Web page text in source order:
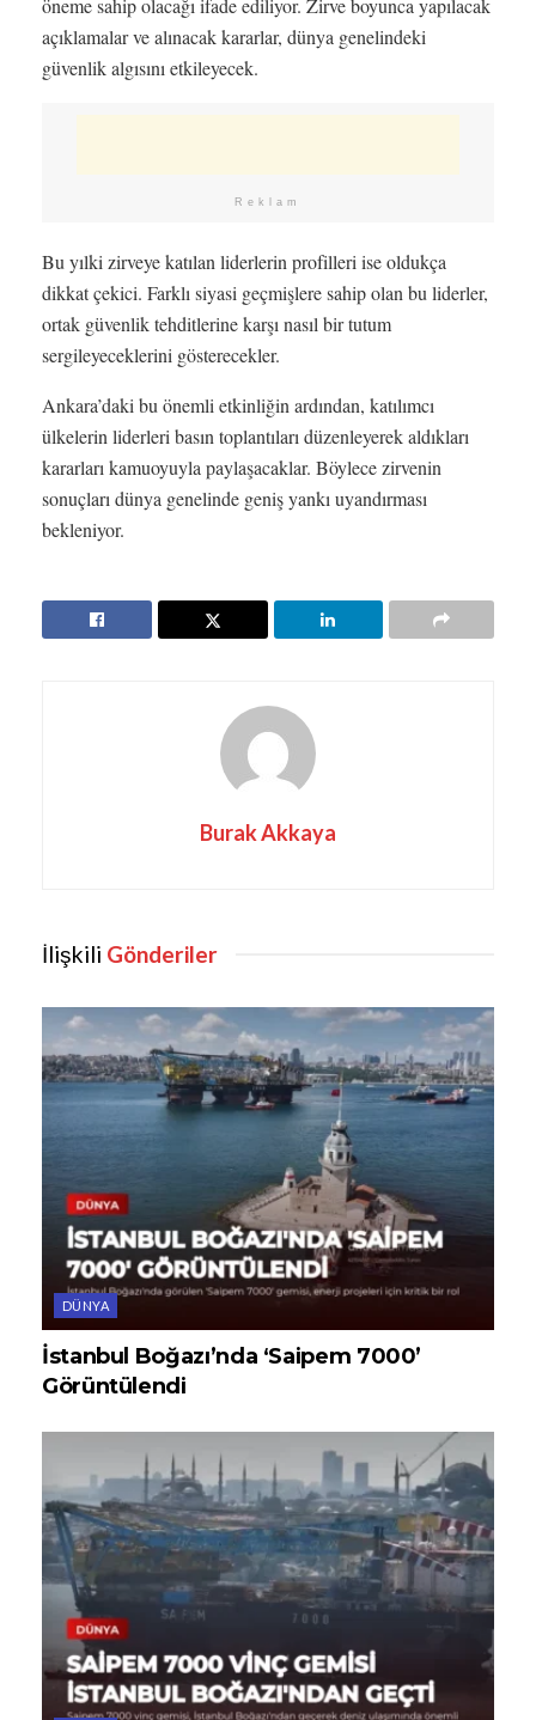
öneme sahip olacağı ifade ediliyor. Zirve boyunca yapılacak
açıklamalar ve alınacak kararlar, dünya genelindeki
güvenlik algısını etkileyecek.
Reklam
Bu yılki zirveye katılan liderlerin profilleri ise oldukça
dikkat çekici. Farklı siyasi geçmişlere sahip olan bu liderler,
ortak güvenlik tehditlerine karşı nasıl bir tutum
sergileyeceklerini gösterecekler.
Ankara’daki bu önemli etkinliğin ardından, katılımcı
ülkelerin liderleri basın toplantıları düzenleyerek aldıkları
kararları kamuoyuyla paylaşacaklar. Böylece zirvenin
sonuçları dünya genelinde geniş yankı uyandırması
bekleniyor.
Burak Akkaya
İlişkili Gönderiler
DÜNYA
İstanbul Boğazı’nda ‘Saipem 7000’
Görüntülendi